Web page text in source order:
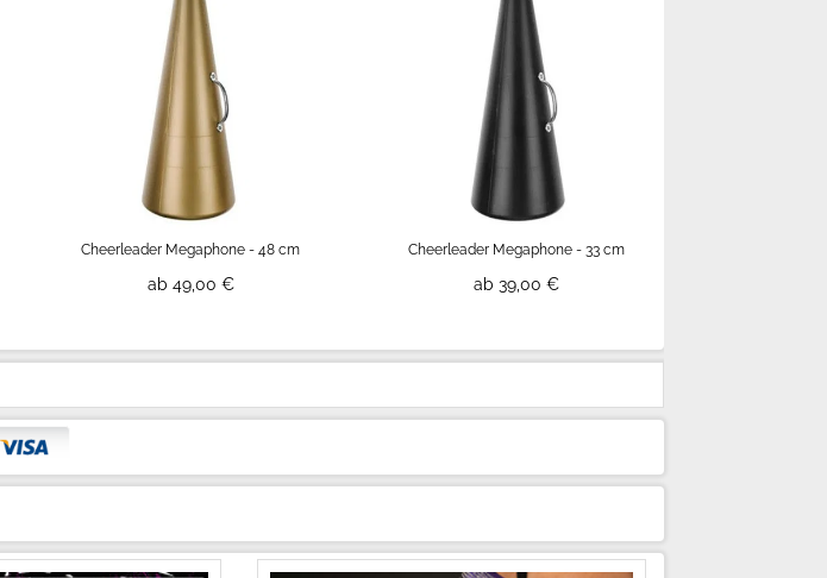
Cheerleader Megaphone - 48 cm
ab 49,00 €
Cheerleader Megaphone - 33 cm
ab 39,00 €